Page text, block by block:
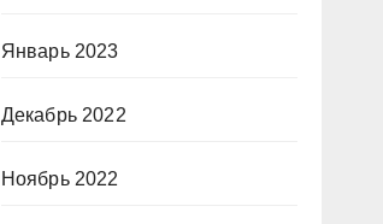
Январь 2023
Декабрь 2022
Ноябрь 2022